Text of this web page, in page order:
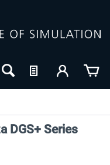
DGS+ Series